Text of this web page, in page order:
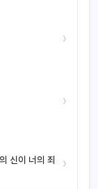
›
›
신이 너의 죄
›